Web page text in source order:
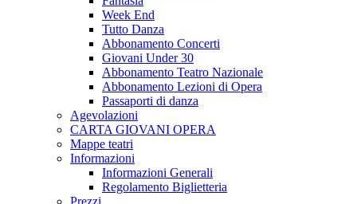
Week End
Tutto Danza
Abbonamento Concerti
Giovani Under 30
Abbonamento Teatro Nazionale
Abbonamento Lezioni di Opera
Passaporti di danza
Agevolazioni
CARTA GIOVANI OPERA
Mappe teatri
Informazioni
Informazioni Generali
Regolamento Biglietteria
Prezzi